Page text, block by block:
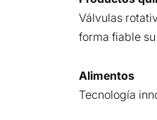
Válvulas
forma fiable
Alimentos
Tecnología